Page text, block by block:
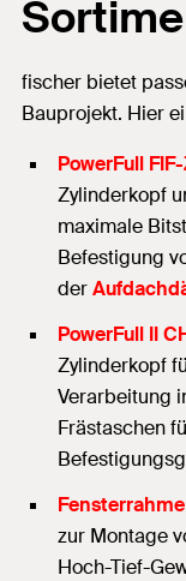
fischer bietet
Bauprojekt. Hier
PowerFull
Zylinderkopf
maximale
Befestigung
der
PowerFull II
Zylinderkopf
Verarbeitung
Frästaschen
zur Montage
Hoch-Tief-